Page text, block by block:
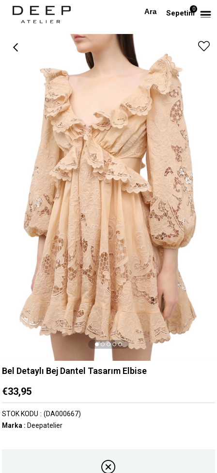
Sepetim0
Anasayfa TÜM ELBİSELER Bel Detaylı Bej Dantel Tasarım Elbise
Bel Detaylı Bej Dantel Tasarım Elbise
€33,95
(DA000667)
STOK KODU
Marka : Deepatelier